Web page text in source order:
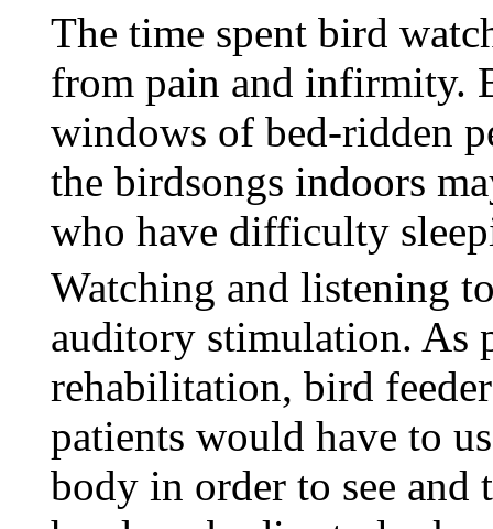
The time spent bird
from pain and infirmity.
windows of bed-ridden
the birdsongs indoors
who have difficulty
Watching and listening
auditory stimulation. As
rehabilitation, bird
patients would have to
body in order to see